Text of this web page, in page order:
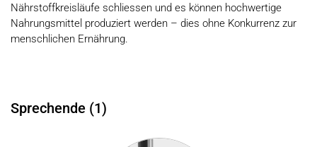
Nährstoffkreisläufe schliessen und es können hochwertige
Nahrungsmittel produziert werden – dies ohne Konkurrenz zur
menschlichen Ernährung.
Sprechende (1)